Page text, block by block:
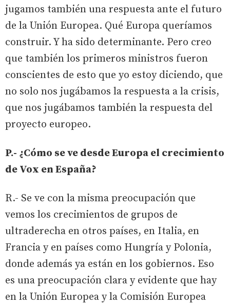
jugamos también una respuesta ante el futuro
de la Unión Europea. Qué Europa queríamos
construir. Y ha sido determinante. Pero creo
que también los primeros ministros fueron
conscientes de esto que yo estoy diciendo, que
no solo nos jugábamos la respuesta a la crisis,
que nos jugábamos también la respuesta del
proyecto europeo.
P.- ¿Cómo se ve desde Europa el crecimiento
de Vox en España?
R.- Se ve con la misma preocupación que
vemos los crecimientos de grupos de
ultraderecha en otros países, en Italia, en
Francia y en países como Hungría y Polonia,
donde además ya están en los gobiernos. Eso
es una preocupación clara y evidente que hay
en la Unión Europea y la Comisión Europea